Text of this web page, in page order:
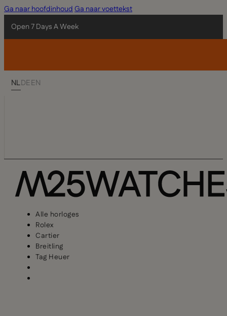
Ga naar hoofdinhoudGa naar voettekst
Open 7 Days A Week
NLDEEN
Alle horloges
Rolex
Cartier
Breitling
Tag Heuer